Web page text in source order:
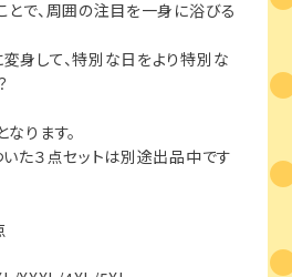
とで、周囲の注目を一身に浴びる
身して、特別な日をより特別な
ります。
いた３点セットは別途出品中です